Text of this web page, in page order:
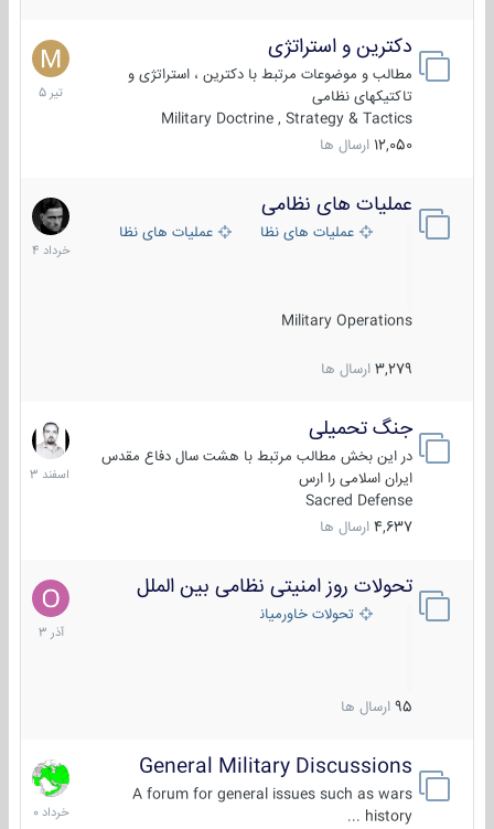
دکترین و استراتژی
مطالب و موضوعات مرتبط با دکترین ، استراتژی و
تاکتیکهای نظامی
Military Doctrine , Strategy & Tactics
12,050 ارسال ها
27
تیر
1405
عملیات های نظامی
عملیات های نظامی ایرانعملیات های نظامی خارجی
Military Operations
3,279 ارسال ها
5
خرداد
1404
جنگ تحمیلی
در این بخش مطالب مرتبط با هشت سال دفاع مقدس
ایران اسلامی را ارس
Sacred Defense
4,637 ارسال ها
20
اسفند
1403
تحولات روز امنیتی نظامی بین الملل
تحولات خاورمیانه
95 ارسال ها
21
آذر
1403
General Military Discussions
A forum for general issues such as wars
history ...
10
خرداد
1400